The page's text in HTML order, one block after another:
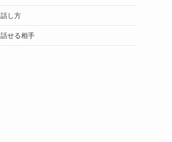
話し方
話せる相手